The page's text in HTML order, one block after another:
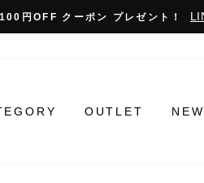
円OFF クーポン プレゼント！
OUTLET